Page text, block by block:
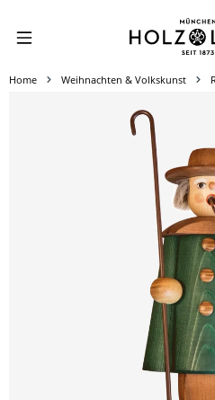
Zum Hauptinhalt springen
Home Weihnachten & Volkskunst